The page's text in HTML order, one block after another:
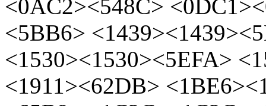
<0AC2><548C>
<5BB6>
<1530><1530><5EFA>
<1911><62DB>